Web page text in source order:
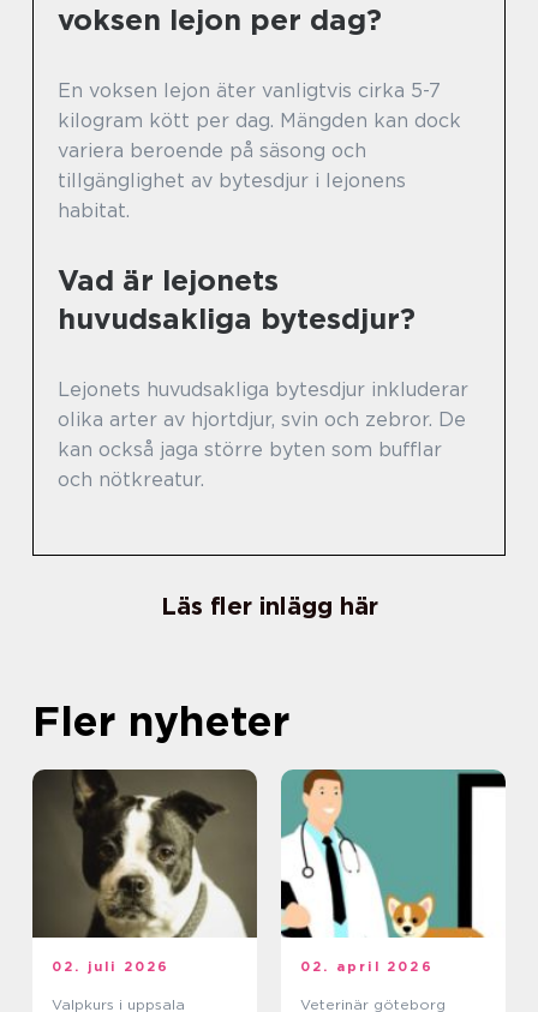
voksen lejon per dag?
En voksen lejon äter vanligtvis cirka 5-7
kilogram kött per dag. Mängden kan dock
variera beroende på säsong och
tillgänglighet av bytesdjur i lejonens
habitat.
Vad är lejonets
huvudsakliga bytesdjur?
Lejonets huvudsakliga bytesdjur inkluderar
olika arter av hjortdjur, svin och zebror. De
kan också jaga större byten som bufflar
och nötkreatur.
Läs fler inlägg här
Fler nyheter
02. juli 2026
Valpkurs i uppsala
02. april 2026
Veterinär göteborg